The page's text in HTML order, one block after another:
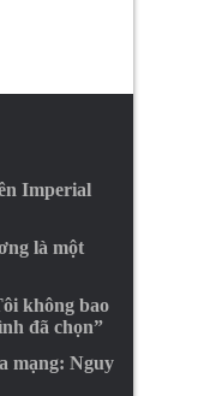
Imperial
là một
không bao
đã chọn”
mạng: Nguy